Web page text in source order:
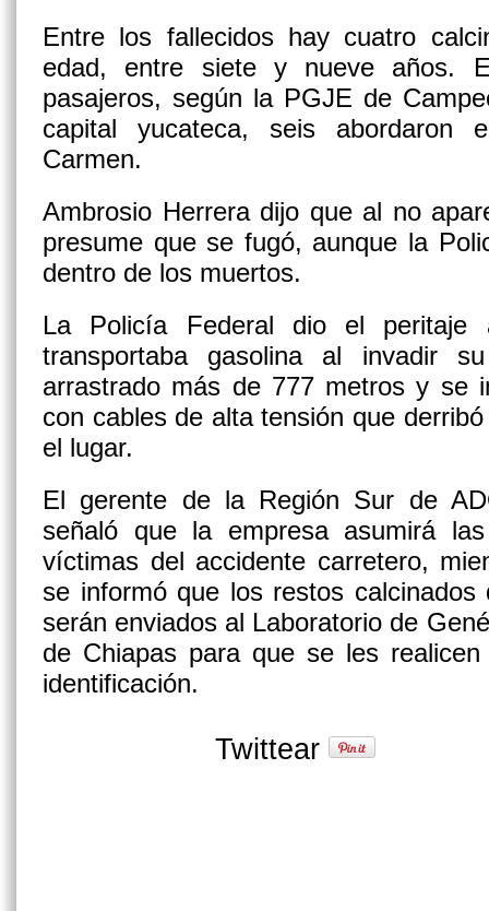
Entre los fallecidos hay cuatro
edad, entre siete y nueve años.
pasajeros, según la PGJE de
capital yucateca, seis abordaron
Carmen.
Ambrosio Herrera dijo que al no
presume que se fugó, aunque la
dentro de los muertos.
La Policía Federal dio el
transportaba gasolina al invadir
arrastrado más de 777 metros y se
con cables de alta tensión que
el lugar.
El gerente de la Región Sur de
señaló que la empresa asumirá
víctimas del accidente carretero,
se informó que los restos
serán enviados al Laboratorio de
de Chiapas para que se les
identificación.
Twittear